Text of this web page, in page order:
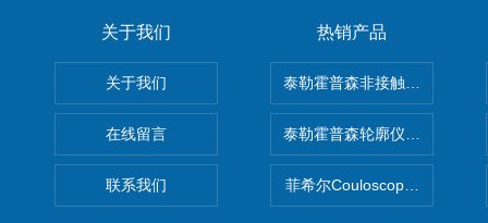
关于我们
关于我们
在线留言
联系我们
热销产品
泰勒霍普森非接触式轮廓仪
泰勒霍普森轮廓仪|TAYLOR
菲希尔Couloscope CMS2电